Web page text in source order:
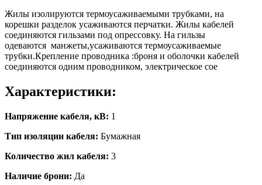
Жилы изолируются термоусаживаемыми трубками, на
корешки разделок усаживаются перчатки. Жилы кабелей
соединяются гильзами под опрессовку. На гильзы
одеваются манжеты,усаживаются термоусаживаемые
трубки.Крепление проводника :броня и оболочки кабелей
соединяются одним проводником, электрическое сое
Характеристики:
Напряжение кабеля, кВ: 1
Тип изоляции кабеля: Бумажная
Количество жил кабеля: 3
Наличие брони: Да